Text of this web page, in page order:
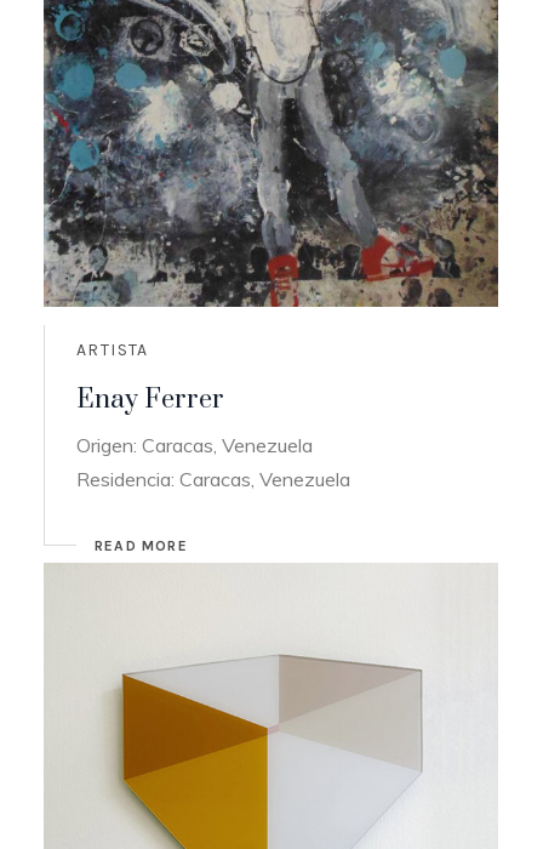
ARTISTA
Enay Ferrer
Origen: Caracas, Venezuela
Residencia: Caracas, Venezuela
READ MORE